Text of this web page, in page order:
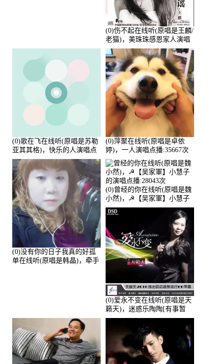
(0)伤不起在线听(原唱是王麟/
老猫)，美珠珠感恩家人演唱
点播:80218次
(0)歌在飞在线听(原唱是苏勒
亚其其格)，快乐的人演唱点
播:36次
(0)萍聚在线听(原唱是卓依
婷)，一人演唱点播:35667次
(0)没有你的日子我真的好孤
单在线听(原唱是韩晶)，牵手
(0)曾经的你在线听(原唱是魏
小然)，☭【吴家軍】小慧子
的演唱点播:28043次
(0)爱永不变在线听(原唱是天
籁天)，迷惑乐陶陶[有事暂
离]演唱点播:27678次